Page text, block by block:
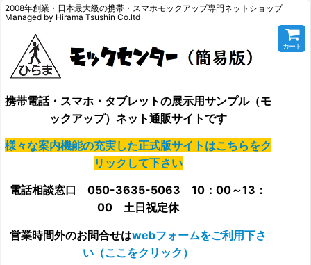
2008年創業・日本最大級の携帯・スマホモックアップ専門ネットショップ
Managed by Hirama Tsushin Co.ltd
携帯電話・スマホ・タブレットの展示用サンプル（モ
ックアップ）ネット通販サイトです
様々な案内機能の充実した正式版サイトはこちらをク
リックして下さい
電話相談窓口 050-3635-5063 10：00～13：
00 土日祝定休
営業時間外のお問合せはwebフォームをご利用下さ
い（ここをクリック）
カート